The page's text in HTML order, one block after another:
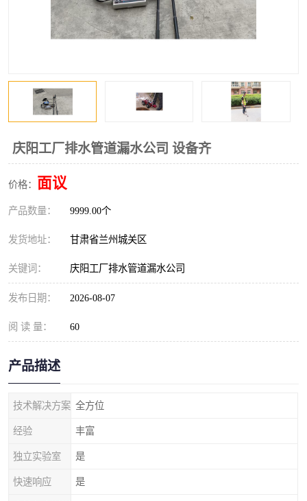
庆阳工厂排水管道漏水公司 设备齐
价格： 面议
产品数量： 9999.00个
发货地址： 甘肃省兰州城关区
关键词： 庆阳工厂排水管道漏水公司
发布日期： 2026-08-07
阅 读 量： 60
产品描述
技术解决方案 全方位
经验 丰富
独立实验室 是
快速响应 是